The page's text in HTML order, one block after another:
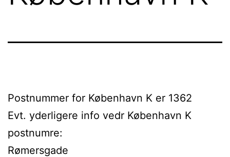
Postnummer for København K er 1362
Evt. yderligere info vedr København K
postnumre:
Rømersgade